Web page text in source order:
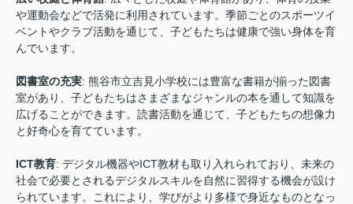
や運動会などで活発に利用されています。季節ごとのスポーツイ
ベントやクラブ活動を通じて、子どもたちは健康で強い身体を育
んでいます。
図書室の充実: 熊谷市立吉見小学校には豊富な書籍が揃った図書
室があり、子どもたちはさまざまなジャンルの本を通して知識を
広げることができます。読書活動を通じて、子どもたちの想像力
と好奇心を育てています。
ICT教育: デジタル機器やICT教材も取り入れられており、未来の
社会で必要とされるデジタルスキルを自然に習得する機会が設け
られています。これにより、学びがより多様で身近なものとなっ